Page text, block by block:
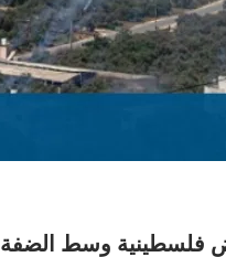
فلسطينية وسط الضفة